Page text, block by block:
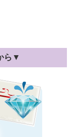
ら▼
女性の素